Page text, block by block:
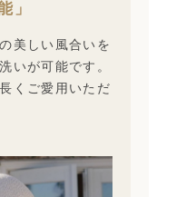
」
美しい風合いを
いが可能です。
くご愛用いただ